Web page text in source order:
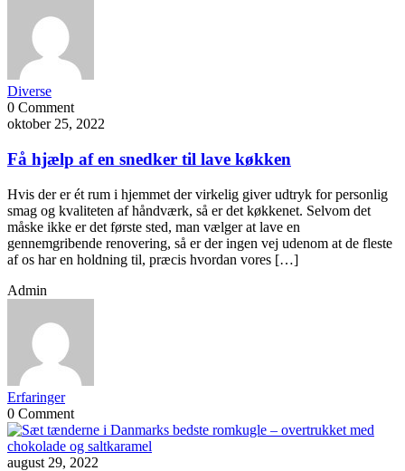
Diverse
0 Comment
oktober 25, 2022
Få hjælp af en snedker til lave køkken
Hvis der er ét rum i hjemmet der virkelig giver udtryk for personlig
smag og kvaliteten af håndværk, så er det køkkenet. Selvom det
måske ikke er det første sted, man vælger at lave en
gennemgribende renovering, så er der ingen vej udenom at de fleste
af os har en holdning til, præcis hvordan vores […]
Admin
Erfaringer
0 Comment
august 29, 2022